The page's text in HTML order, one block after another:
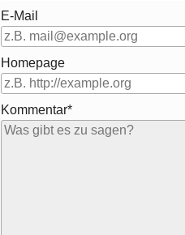
E-Mail
Homepage
Kommentar*